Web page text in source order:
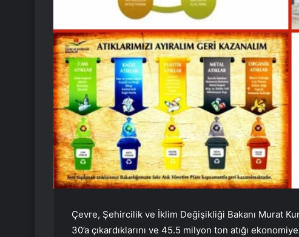
Çevre, Şehircilik ve İklim Değişikliği Bakanı Murat
30’a çıkardıklarını ve 45.5 milyon ton atığı